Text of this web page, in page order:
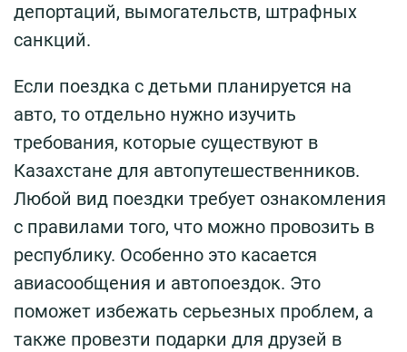
депортаций, вымогательств, штрафных
санкций.
Если поездка с детьми планируется на
авто, то отдельно нужно изучить
требования, которые существуют в
Казахстане для автопутешественников.
Любой вид поездки требует ознакомления
с правилами того, что можно провозить в
республику. Особенно это касается
авиасообщения и автопоездок. Это
поможет избежать серьезных проблем, а
также провезти подарки для друзей в